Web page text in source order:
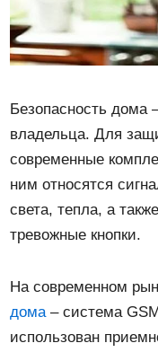
Безопасность дома
владельца. Для
современные
ним относятся
света, тепла, а
тревожные кнопки.
На современном
дома – система
использован